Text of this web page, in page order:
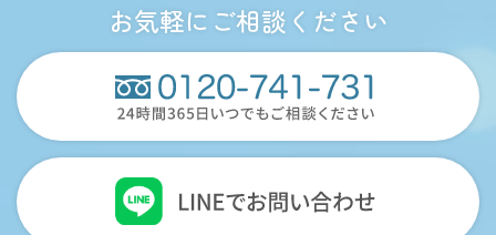
お気軽にご相談ください